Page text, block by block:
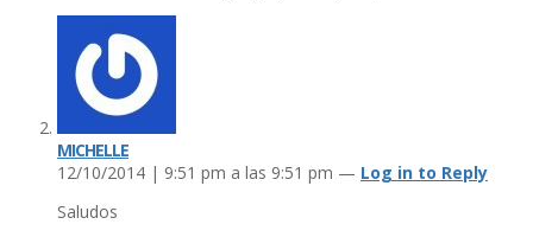
MICHELLE
12/10/2014 | 9:51 pm a las 9:51 pm — Log in to Reply
Saludos